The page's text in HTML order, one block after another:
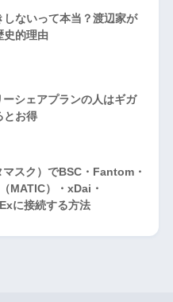
ないって本当？渡辺家が
史的理由
シェアプランの人はギガ
とお得
スク）でBSC・Fantom・
MATIC）・xDai・
に接続する方法